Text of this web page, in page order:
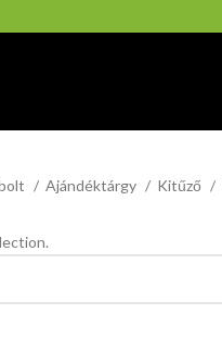
Ajándéktárgy Kitűző